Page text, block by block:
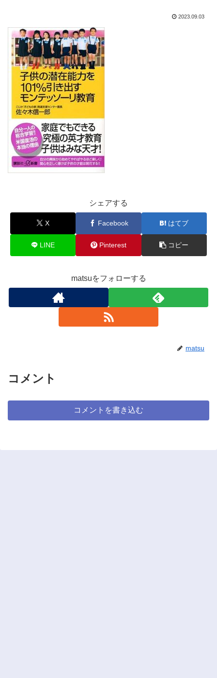
2023.09.03
シェアする
X Facebook はてブ
LINE Pinterest コピー
matsuをフォローする
matsu
コメント
コメントを書き込む